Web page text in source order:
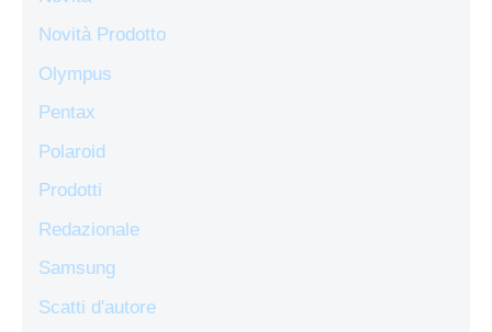
Novità Prodotto
Olympus
Pentax
Polaroid
Prodotti
Redazionale
Samsung
Scatti d'autore